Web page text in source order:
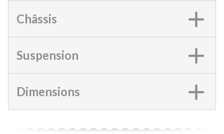
Châssis
Suspension
Dimensions